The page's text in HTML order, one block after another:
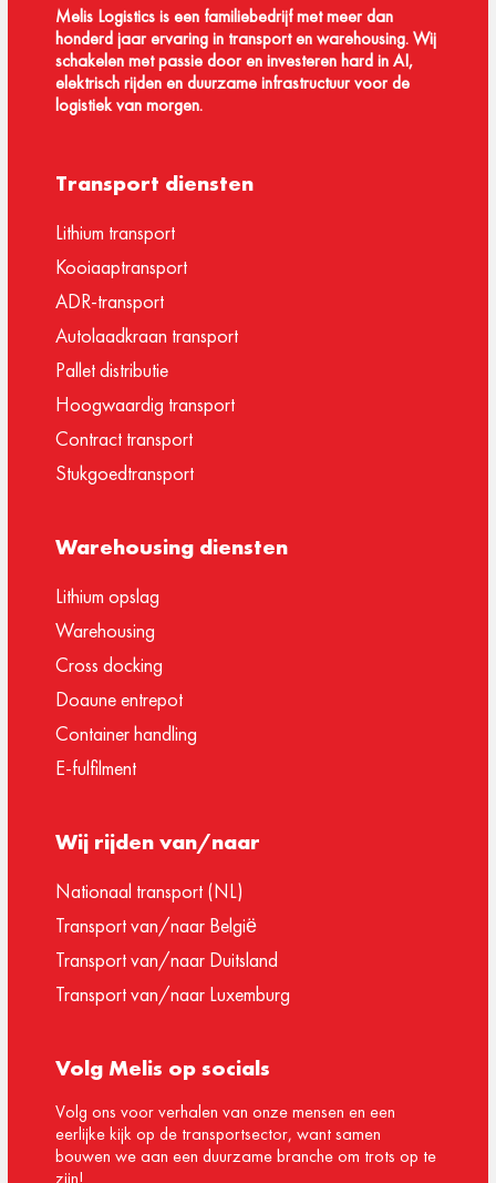
Melis Logistics is een familiebedrijf met meer dan
honderd jaar ervaring in transport en warehousing. Wij
schakelen met passie door en investeren hard in AI,
elektrisch rijden en duurzame infrastructuur voor de
logistiek van morgen.
Transport diensten
Lithium transport
Kooiaaptransport
ADR-transport
Autolaadkraan transport
Pallet distributie
Hoogwaardig transport
Contract transport
Stukgoedtransport
Warehousing diensten
Lithium opslag
Warehousing
Cross docking
Doaune entrepot
Container handling
E-fulfilment
Wij rijden van/naar
Nationaal transport (NL)
Transport van/naar België
Transport van/naar Duitsland
Transport van/naar Luxemburg
Volg Melis op socials
Volg ons voor verhalen van onze mensen en een
eerlijke kijk op de transportsector, want samen
bouwen we aan een duurzame branche om trots op te
zijn!